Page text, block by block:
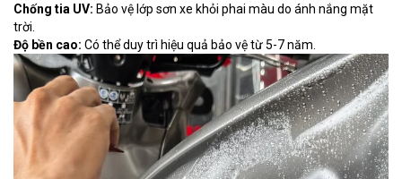
Chống tia UV: Bảo vệ lớp sơn xe khỏi phai màu do ánh nắng mặt
trời.
Độ bền cao: Có thể duy trì hiệu quả bảo vệ từ 5-7 năm.